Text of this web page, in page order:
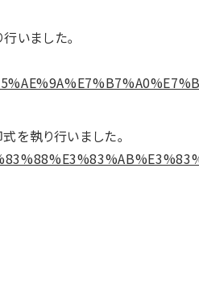
いました。
を執り行いました。